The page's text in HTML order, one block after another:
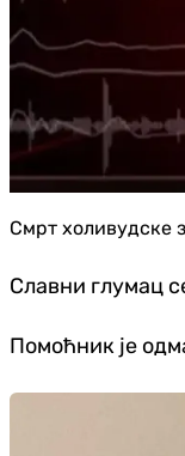
Смрт холивудске
Славни глумац
Помоћник је